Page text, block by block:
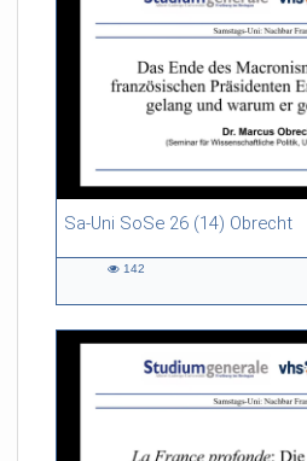
Sa-Uni SoSe 26 (14) Obrecht
46:53 duration
142